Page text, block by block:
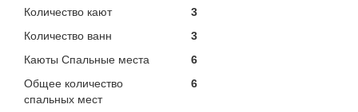
Количество кают
3
Количество ванн
3
Каюты Спальные места
6
Общее количество
спальных мест
6